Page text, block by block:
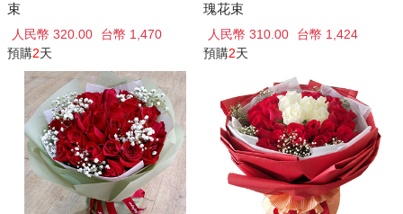
束
人民幣 320.00
台幣 1,470
預購2天
瑰花束
人民幣 310.00
台幣 1,424
預購2天